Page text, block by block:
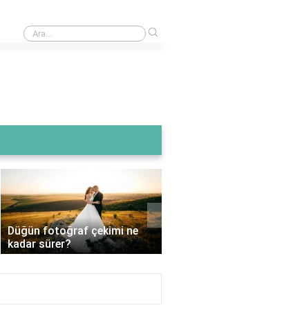
Quit go nedir?
Bir düğün fotoğrafçısı ne
kadar kazanır?
›